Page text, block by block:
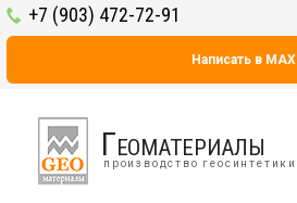
+7 (903) 472-72-91
Написать в MAX
Геоматериалы
производство геосинтетики